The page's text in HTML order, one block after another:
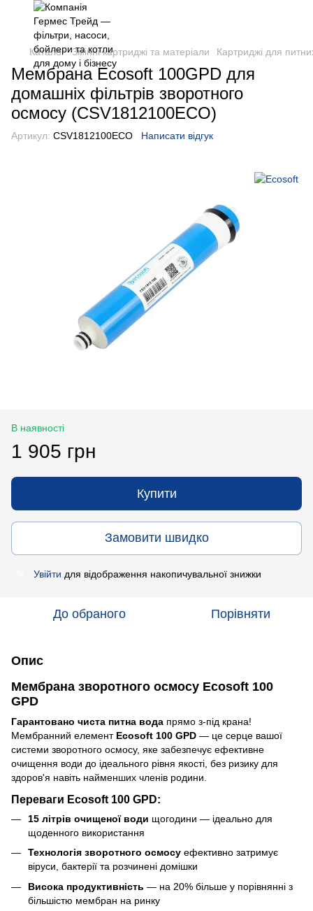
Каталог Змінні картриджі та матеріали Картриджі для
Мембрана Ecosoft 100GPD для
домашніх фільтрів зворотного
осмосу (CSV1812100ECO)
Артикул: CSV1812100ECO Написати відгук
В наявності
1 905 грн
Купити
Замовити швидко
Увійти для відображення накопичувальної знижки
До обраного Порівняти
Опис
Мембрана зворотного осмосу Ecosoft 100
GPD
Гарантовано чиста питна вода прямо з-під крана!
Мембранний елемент Ecosoft 100 GPD — це серце вашої
системи зворотного осмосу, яке забезпечує ефективне
очищення води до ідеального рівня якості, без ризику для
здоров'я навіть найменших членів родини.
Переваги Ecosoft 100 GPD:
15 літрів очищеної води щогодини — ідеально для
щоденного використання
Технологія зворотного осмосу ефективно затримує
віруси, бактерії та розчинені домішки
Висока продуктивність — на 20% більше у порівнянні з
більшістю мембран на ринку